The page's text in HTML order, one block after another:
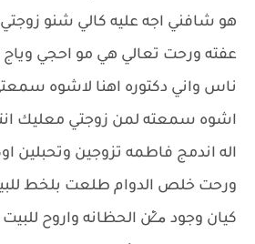
هو شافني اجه عليه كالي شنو
عفته ورحت تعالي هي مو احجي وياج
ناس واني دكتوره اهنا لاشوه
اشوه سمعته لمن زوجتي معليك انته
اله اندمج فاطمه تزوجين وتحبلين
ورحت خلص الدوام طلعت بلخط
كيان وجود م̷ـــِْن الحظانه واروح